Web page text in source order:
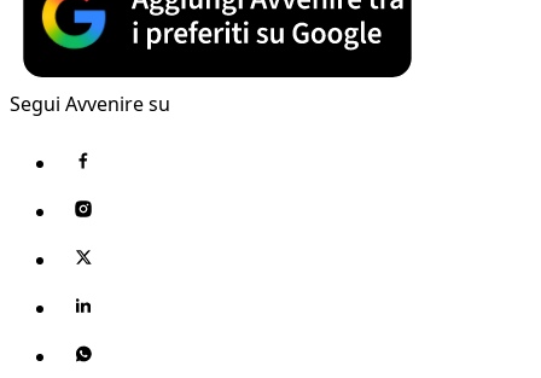
Segui Avvenire su